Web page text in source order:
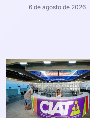
6 de agosto de 2026